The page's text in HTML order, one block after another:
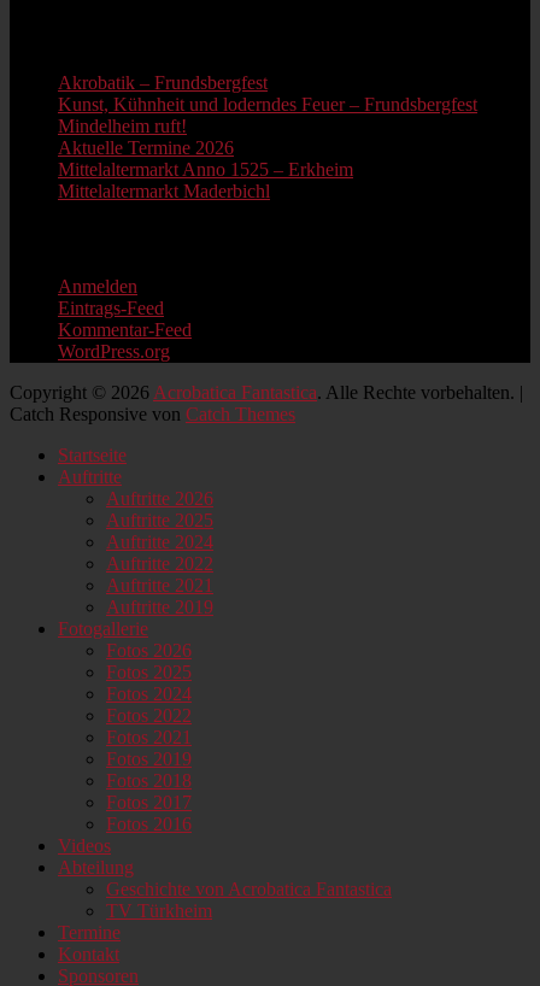
Akrobatik – Frundsbergfest
Kunst, Kühnheit und loderndes Feuer – Frundsbergfest
Mindelheim ruft!
Aktuelle Termine 2026
Mittelaltermarkt Anno 1525 – Erkheim
Mittelaltermarkt Maderbichl
Anmelden
Eintrags-Feed
Kommentar-Feed
WordPress.org
Copyright © 2026 Acrobatica Fantastica. Alle Rechte vorbehalten. |
Catch Responsive von Catch Themes
oben
scrollen
Startseite
Auftritte
Auftritte 2026
Auftritte 2025
Auftritte 2024
Auftritte 2022
Auftritte 2021
Auftritte 2019
Fotogallerie
Fotos 2026
Fotos 2025
Fotos 2024
Fotos 2022
Fotos 2021
Fotos 2019
Fotos 2018
Fotos 2017
Fotos 2016
Videos
Abteilung
Geschichte von Acrobatica Fantastica
TV Türkheim
Termine
Kontakt
Sponsoren